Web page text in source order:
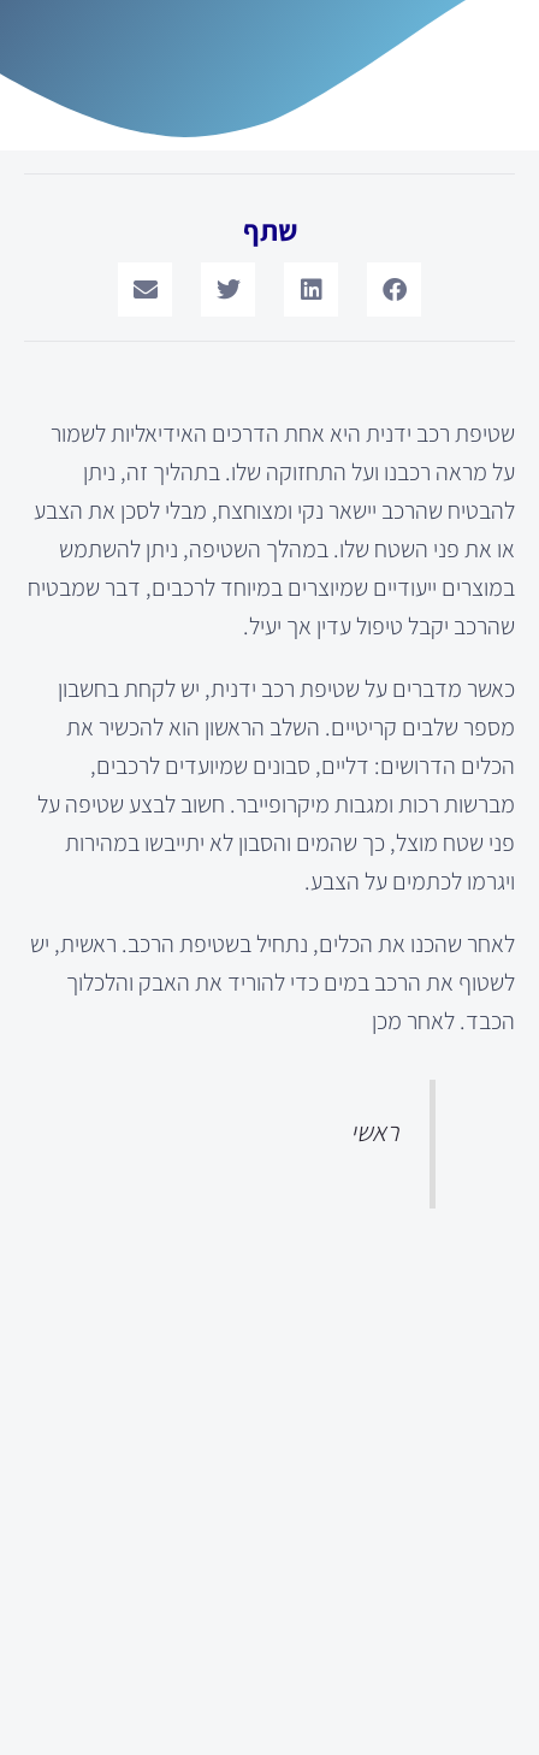
שתף
שטיפת רכב ידנית היא אחת הדרכים האידיאליות לשמור
על מראה רכבנו ועל התחזוקה שלו. בתהליך זה, ניתן
להבטיח שהרכב יישאר נקי ומצוחצח, מבלי לסכן את הצבע
או את פני השטח שלו. במהלך השטיפה, ניתן להשתמש
במוצרים ייעודיים שמיוצרים במיוחד לרכבים, דבר שמבטיח
שהרכב יקבל טיפול עדין אך יעיל.
כאשר מדברים על שטיפת רכב ידנית, יש לקחת בחשבון
מספר שלבים קריטיים. השלב הראשון הוא להכשיר את
הכלים הדרושים: דליים, סבונים שמיועדים לרכבים,
מברשות רכות ומגבות מיקרופייבר. חשוב לבצע שטיפה על
פני שטח מוצל, כך שהמים והסבון לא יתייבשו במהירות
ויגרמו לכתמים על הצבע.
לאחר שהכנו את הכלים, נתחיל בשטיפת הרכב. ראשית, יש
לשטוף את הרכב במים כדי להוריד את האבק והלכלוך
הכבד. לאחר מכן
ראשי